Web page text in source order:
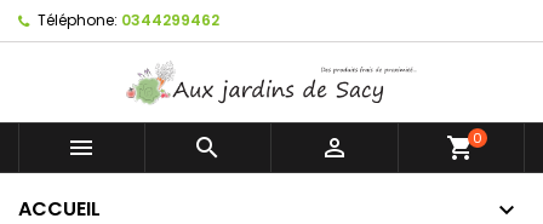
Téléphone: 0344299462
   shopping_cart0
ACCUEIL